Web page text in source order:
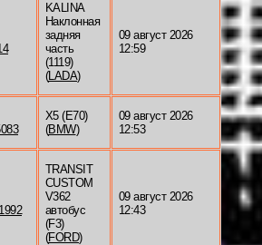
KALINA
Наклонная
задняя
часть
(1119)
(LADA)
09 август 2026
12:59
X5 (E70)
(BMW)
09 август 2026
12:53
TRANSIT
CUSTOM
V362
автобус
(F3)
(FORD)
09 август 2026
12:43